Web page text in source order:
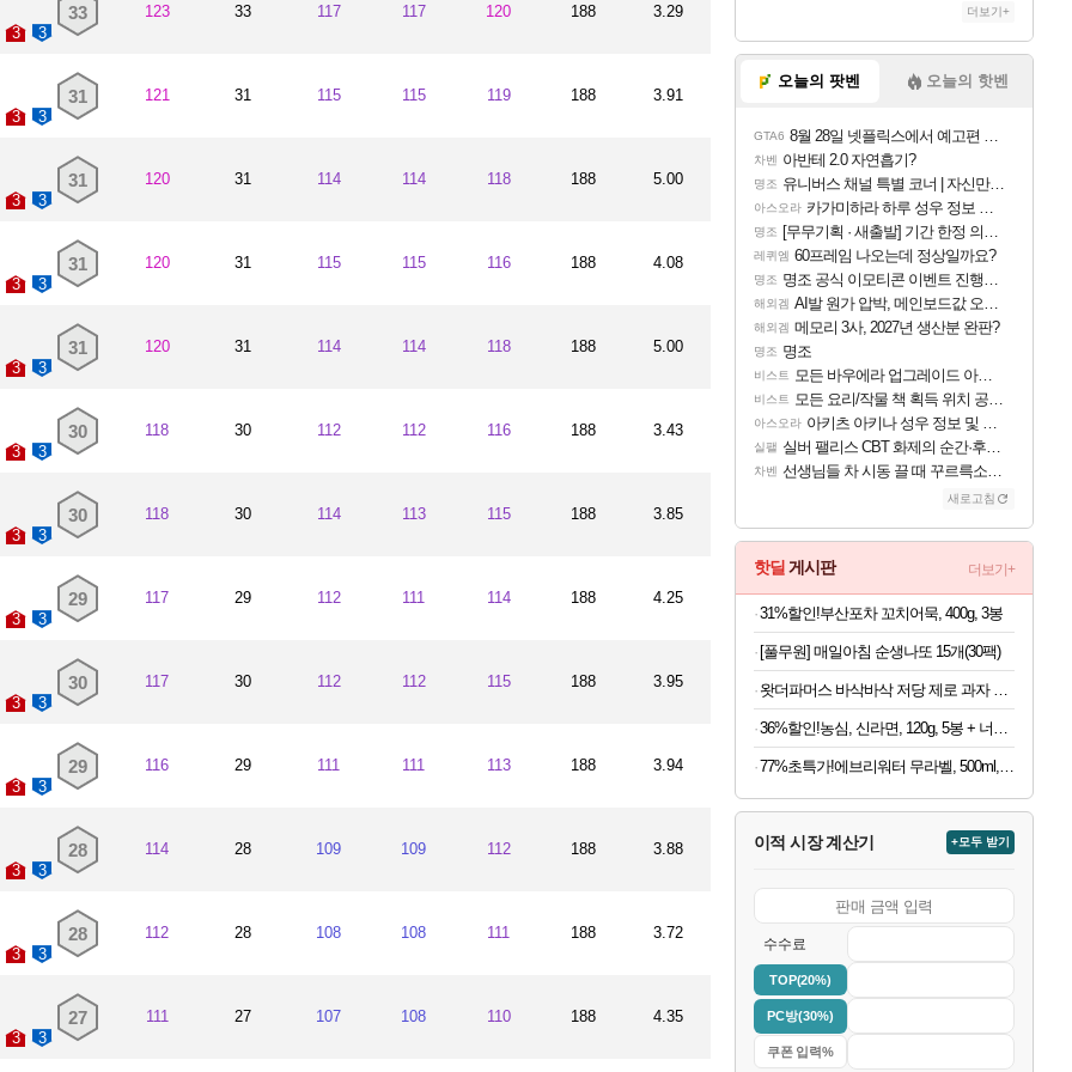
3 3
33 123 33 117 117 120 188 3.29
3 3
31 121 31 115 115 119 188 3.91
3 3
31 120 31 114 114 118 188 5.00
3 3
31 120 31 115 115 116 188 4.08
3 3
31 120 31 114 114 118 188 5.00
3 3
30 118 30 112 112 116 188 3.43
3 3
30 118 30 114 113 115 188 3.85
3 3
29 117 29 112 111 114 188 4.25
3 3
30 117 30 112 112 115 188 3.95
3 3
29 116 29 111 111 113 188 3.94
3 3
28 114 28 109 109 112 188 3.88
3 3
28 112 28 108 108 111 188 3.72
3 3
27 111 27 107 108 110 188 4.35
더보기+
오늘의 팟벤 오늘의 핫벤
GTA6 8월 28일 넷플릭스에서 예고편 공개 예정
차벤 아반테 2.0 자연흡기?
명조 유니버스 채널 특별 코너 | 자신만의 스타일
아스오라 카가미하라 하루 성우 정보 및 주요 필모
명조 [무무기획 · 새출발] 기간 한정 의뢰 이벤트
레퀴엠 60프레임 나오는데 정상일까요?
명조 명조 공식 이모티콘 이벤트 진행해봤습니다! 참여부터 추첨까지????
해외겜 AI발 원가 압박, 메인보드값 오르나
해외겜 메모리 3사, 2027년 생산분 완판?
명조 명조
비스트 모든 바우에라 업그레이드 아이템 획득 위치 공략 (89개)
비스트 모든 요리/작물 책 획득 위치 공략 (36개) - 미식가 도전과제
아스오라 아키츠 아키나 성우 정보 및 주요 필모
실팰 실버 팰리스 CBT 화제의 순간·후기 모음
차벤 선생님들 차 시동 끌 때 꾸르륵소리나는데
새로고침
핫딜 게시판 더보기+
31%할인!부산포차 꼬치어묵, 400g, 3봉
[풀무원] 매일아침 순생나또 15개(30팩)
77%초특가!에브리워터 무라벨, 500ml, 40개
이적 시장 계산기 +모두 받기
수수료
TOP(20%)
PC방(30%)